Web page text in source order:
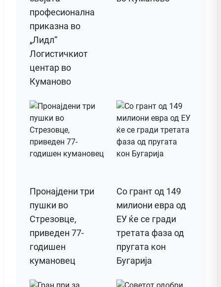
професионална
приказна во
„Лидл“
Логистичкиот
центар во
Куманово
Пронајдени три
пушки во
Стрезовце,
приведен 77-
годишен
кумановец
Со грант од 149
милиони евра од
ЕУ ќе се гради
третата фаза од
пругата кон
Бугарија